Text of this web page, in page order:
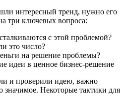
интересный тренд, нужно его
три ключевых вопроса:
с этой проблемой?
это число?
на решение проблемы?
идеи в ценное бизнес-решение
и проверили идею, важно
значимое. Некоторые тактики для